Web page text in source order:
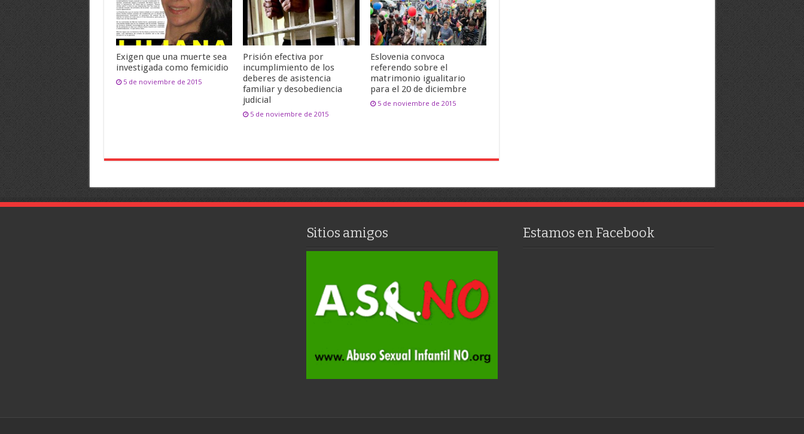
Exigen que una muerte sea
investigada como femicidio
5 de noviembre de 2015
Prisión efectiva por
incumplimiento de los
deberes de asistencia
familiar y desobediencia
judicial
5 de noviembre de 2015
Eslovenia convoca
referendo sobre el
matrimonio igualitario
para el 20 de diciembre
5 de noviembre de 2015
Sitios amigos Estamos en Facebook